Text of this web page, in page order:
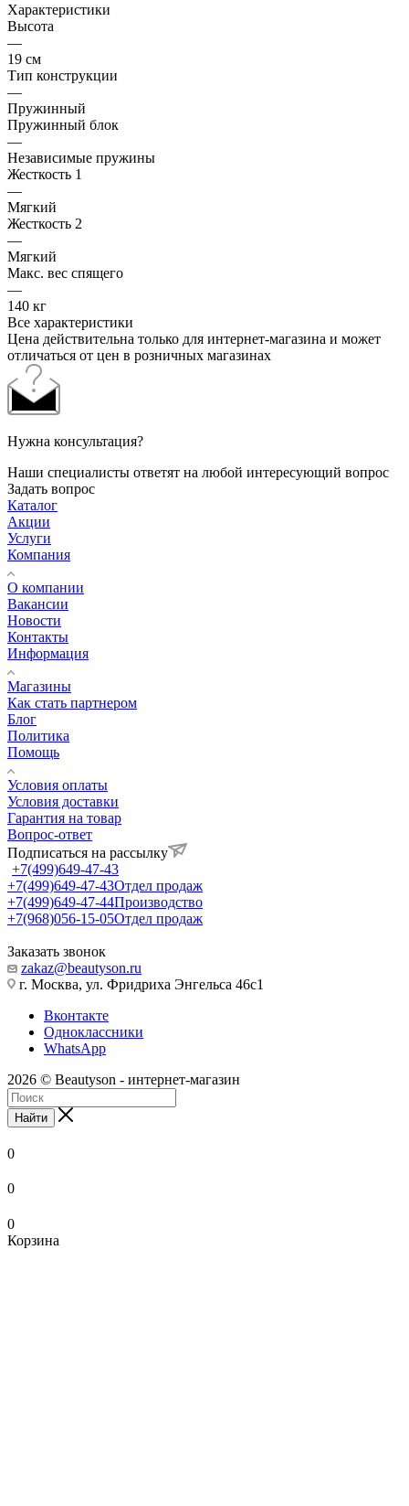
Характеристики
Высота
—
19 см
Тип конструкции
—
Пружинный
Пружинный блок
—
Независимые пружины
Жесткость 1
—
Мягкий
Жесткость 2
—
Мягкий
Макс. вес спящего
—
140 кг
Все характеристики
Цена действительна только для интернет-магазина и может
отличаться от цен в розничных магазинах
Нужна консультация?
Наши специалисты ответят на любой интересующий вопрос
Задать вопрос
Каталог
Акции
Услуги
Компания
О компании
Вакансии
Новости
Контакты
Информация
Магазины
Как стать партнером
Блог
Политика
Помощь
Условия оплаты
Условия доставки
Гарантия на товар
Вопрос-ответ
Подписаться на рассылку
+7(499)649-47-43
+7(499)649-47-43Отдел продаж
+7(499)649-47-44Производство
+7(968)056-15-05Отдел продаж
Заказать звонок
zakaz@beautyson.ru
г. Москва, ул. Фридриха Энгельса 46с1
Вконтакте
Одноклассники
WhatsApp
2026 © Beautyson - интернет-магазин
Найти
0
0
0
Корзина